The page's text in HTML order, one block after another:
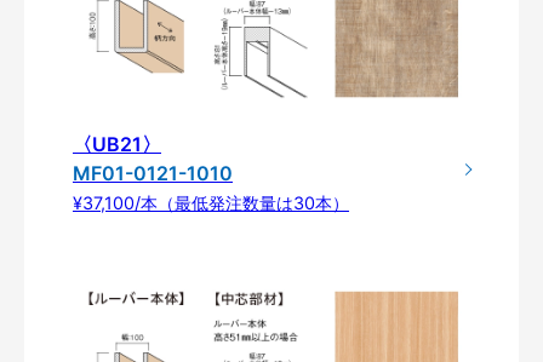
〈UB21〉
MF01-0121-1010
¥37,100/本（最低発注数量は30本）